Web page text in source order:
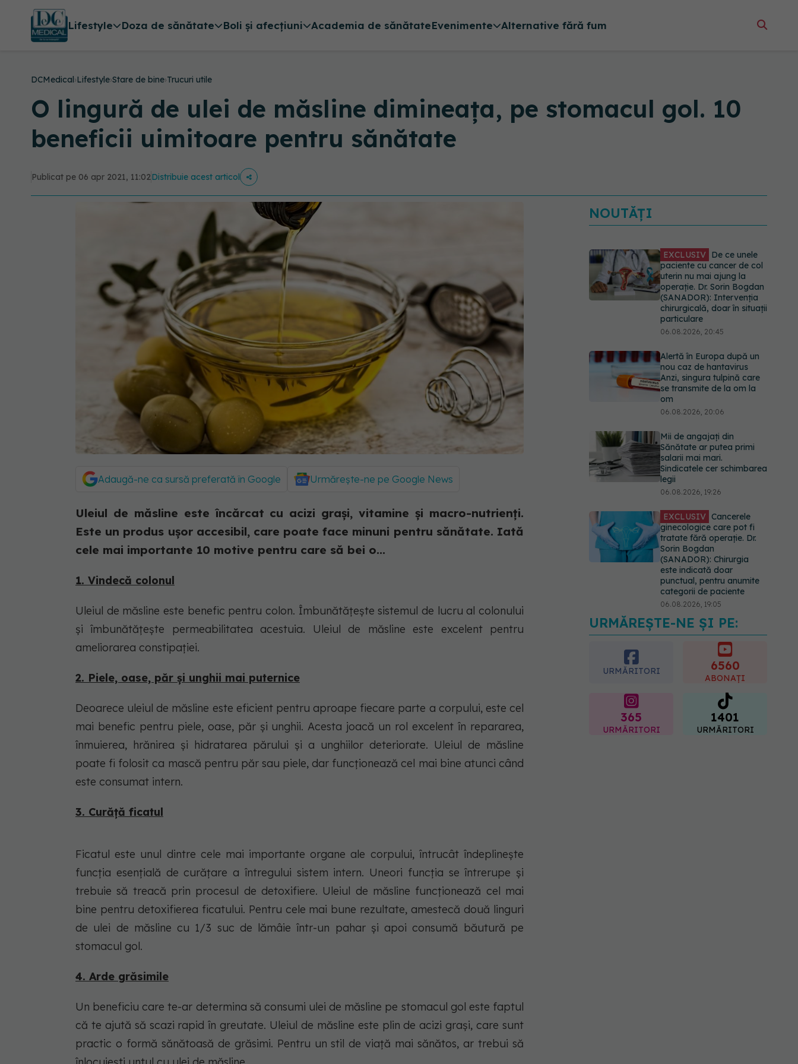
Lifestyle Doza de sănătate Boli și afecțiuni Academia de sănătateEvenimente Alternative fără fum
DCMedical›Lifestyle›Stare de bine›Trucuri utile
O lingură de ulei de măsline dimineața, pe stomacul gol. 10
beneficii uimitoare pentru sănătate
Publicat pe 06 apr 2021, 11:02Distribuie acest articol
Adaugă-ne ca sursă preferată în Google Urmărește-ne pe Google News
Uleiul de măsline este încărcat cu acizi grași, vitamine și macro-nutrienți.
Este un produs ușor accesibil, care poate face minuni pentru sănătate. Iată
cele mai importante 10 motive pentru care să bei o...
1. Vindecă colonul
Uleiul de măsline este benefic pentru colon. Îmbunătățește sistemul de lucru al colonului
și îmbunătățește permeabilitatea acestuia. Uleiul de măsline este excelent pentru
ameliorarea constipației.
2. Piele, oase, păr și unghii mai puternice
Deoarece uleiul de măsline este eficient pentru aproape fiecare parte a corpului, este cel
mai benefic pentru piele, oase, păr și unghii. Acesta joacă un rol excelent în repararea,
înmuierea, hrănirea și hidratarea părului și a unghiilor deteriorate. Uleiul de măsline
poate fi folosit ca mască pentru păr sau piele, dar funcționează cel mai bine atunci când
este consumat intern.
3. Curăță ficatul
Ficatul este unul dintre cele mai importante organe ale corpului, întrucât îndeplinește
funcția esențială de curățare a întregului sistem intern. Uneori funcția se întrerupe și
trebuie să treacă prin procesul de detoxifiere. Uleiul de măsline funcționează cel mai
bine pentru detoxifierea ficatului. Pentru cele mai bune rezultate, amestecă două linguri
de ulei de măsline cu 1/3 suc de lămâie într-un pahar și apoi consumă băutură pe
stomacul gol.
4. Arde grăsimile
Un beneficiu care te-ar determina să consumi ulei de măsline pe stomacul gol este faptul
că te ajută să scazi rapid în greutate. Uleiul de măsline este plin de acizi grași, care sunt
practic o formă sănătoasă de grăsimi. Pentru un stil de viață mai sănătos, ar trebui să
NOUTĂȚI
EXCLUSIV De ce unele
paciente cu cancer de col
uterin nu mai ajung la
operație. Dr. Sorin Bogdan
(SANADOR): Intervenția
chirurgicală, doar în situații
particulare
06.08.2026, 20:45
Alertă în Europa după un
nou caz de hantavirus
Anzi, singura tulpină care
se transmite de la om la
om
06.08.2026, 20:06
Mii de angajați din
Sănătate ar putea primi
salarii mai mari.
Sindicatele cer schimbarea
legii
06.08.2026, 19:26
EXCLUSIV Cancerele
ginecologice care pot fi
tratate fără operație. Dr.
Sorin Bogdan
(SANADOR): Chirurgia
este indicată doar
punctual, pentru anumite
categorii de paciente
06.08.2026, 19:05
EXCLUSIV Brahiterapie
vs radioterapie externă în
cancerul ginecologic. Dr.
Sorin Bogdan (SANADOR)
explică diferența și cum
acționează tratamentul
URMĂREȘTE-NE ȘI PE:
URMĂRITORI 6560
ABONAȚI
365
URMĂRITORI
1401
URMĂRITORI